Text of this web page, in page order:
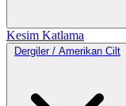
Kesim Katlama
Dergiler / Amerikan Cilt